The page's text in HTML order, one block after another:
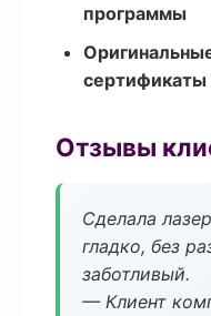
программы
Отзывы
Сделала
гладко, без
заботливый.
— Клиент